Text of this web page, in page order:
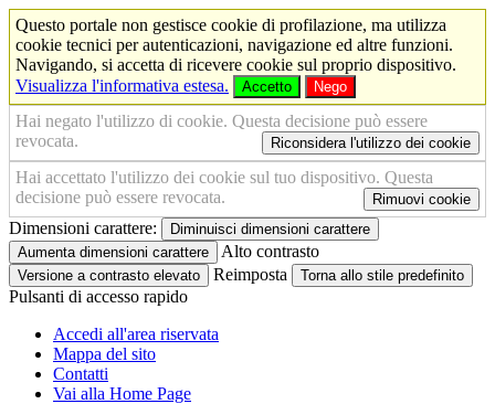
Questo portale non gestisce cookie di profilazione, ma utilizza
cookie tecnici per autenticazioni, navigazione ed altre funzioni.
Navigando, si accetta di ricevere cookie sul proprio dispositivo.
Visualizza l'informativa estesa.
Accetto Nego
Hai negato l'utilizzo di cookie. Questa decisione può essere
revocata.
Riconsidera l'utilizzo dei cookie
Hai accettato l'utilizzo dei cookie sul tuo dispositivo. Questa
decisione può essere revocata.
Rimuovi cookie
Dimensioni carattere:
Diminuisci dimensioni carattere
Aumenta dimensioni carattere
Alto contrasto
Versione a contrasto elevato Reimposta Torna allo stile predefinito
Pulsanti di accesso rapido
Accedi all'area riservata
Mappa del sito
Contatti
Vai alla Home Page